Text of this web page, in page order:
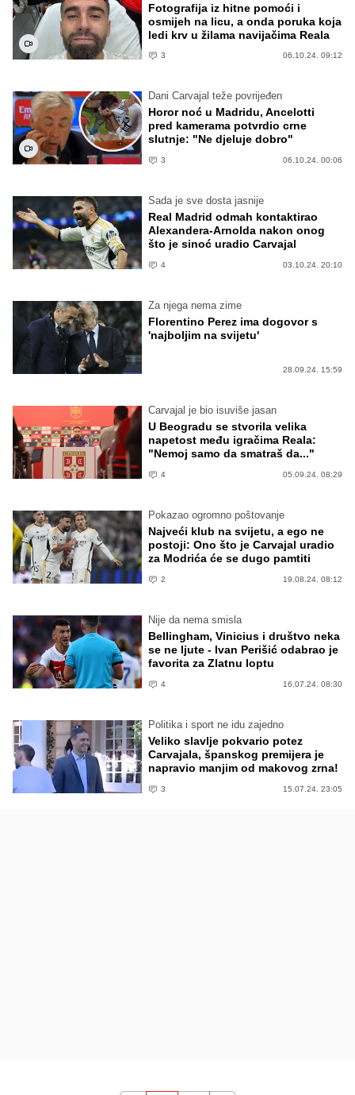
Fotografija iz hitne pomoći i
osmijeh na licu, a onda poruka koja
ledi krv u žilama navijačima Reala
3 06.10.24. 09:12
Dani Carvajal teže povrijeđen
Horor noć u Madridu, Ancelotti
pred kamerama potvrdio crne
slutnje: "Ne djeluje dobro"
3 06.10.24. 00:06
Sada je sve dosta jasnije
Real Madrid odmah kontaktirao
Alexandera-Arnolda nakon onog
što je sinoć uradio Carvajal
4 03.10.24. 20:10
Za njega nema zime
Florentino Perez ima dogovor s
'najboljim na svijetu'
28.09.24. 15:59
Carvajal je bio isuviše jasan
U Beogradu se stvorila velika
napetost među igračima Reala:
"Nemoj samo da smatraš da..."
4 05.09.24. 08:29
Pokazao ogromno poštovanje
Najveći klub na svijetu, a ego ne
postoji: Ono što je Carvajal uradio
za Modrića će se dugo pamtiti
2 19.08.24. 08:12
Nije da nema smisla
Bellingham, Vinicius i društvo neka
se ne ljute - Ivan Perišić odabrao je
favorita za Zlatnu loptu
4 16.07.24. 08:30
Politika i sport ne idu zajedno
Veliko slavlje pokvario potez
Carvajala, španskog premijera je
napravio manjim od makovog zrna!
3 15.07.24. 23:05